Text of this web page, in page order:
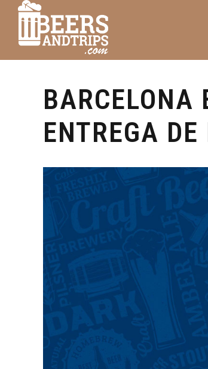
Barcelona
BARCELONA
ENTREGA